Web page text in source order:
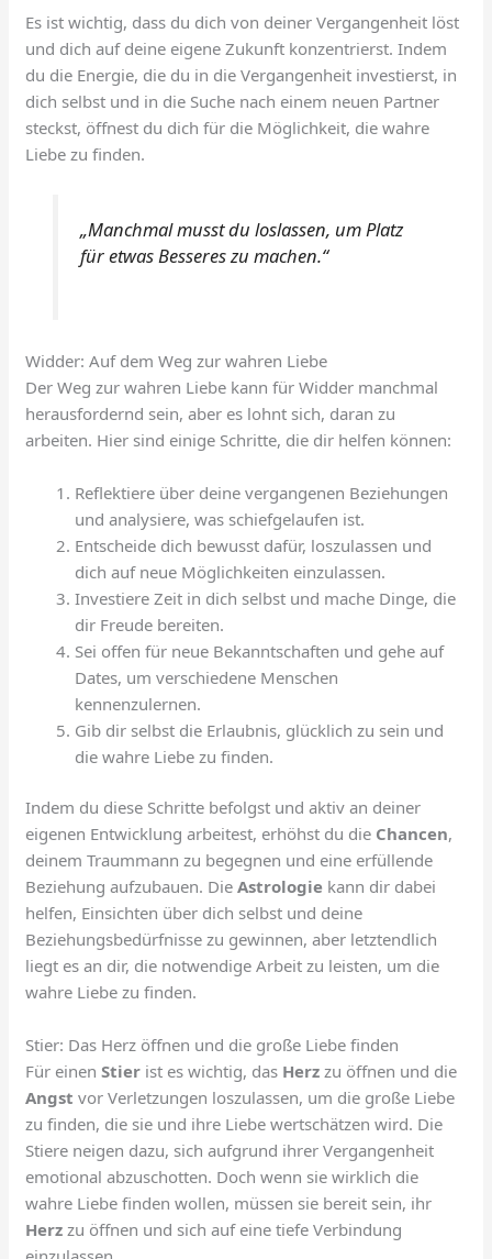
Es ist wichtig, dass du dich von deiner Vergangenheit löst
und dich auf deine eigene Zukunft konzentrierst. Indem
du die Energie, die du in die Vergangenheit investierst, in
dich selbst und in die Suche nach einem neuen Partner
steckst, öffnest du dich für die Möglichkeit, die wahre
Liebe zu finden.
„Manchmal musst du loslassen, um Platz
für etwas Besseres zu machen.“
Widder: Auf dem Weg zur wahren Liebe
Der Weg zur wahren Liebe kann für Widder manchmal
herausfordernd sein, aber es lohnt sich, daran zu
arbeiten. Hier sind einige Schritte, die dir helfen können:
Reflektiere über deine vergangenen Beziehungen
und analysiere, was schiefgelaufen ist.
Entscheide dich bewusst dafür, loszulassen und
dich auf neue Möglichkeiten einzulassen.
Investiere Zeit in dich selbst und mache Dinge, die
dir Freude bereiten.
Sei offen für neue Bekanntschaften und gehe auf
Dates, um verschiedene Menschen
kennenzulernen.
Gib dir selbst die Erlaubnis, glücklich zu sein und
die wahre Liebe zu finden.
Indem du diese Schritte befolgst und aktiv an deiner
eigenen Entwicklung arbeitest, erhöhst du die Chancen,
deinem Traummann zu begegnen und eine erfüllende
Beziehung aufzubauen. DieAstrologie kann dir dabei
helfen, Einsichten über dich selbst und deine
Beziehungsbedürfnisse zu gewinnen, aber letztendlich
liegt es an dir, die notwendige Arbeit zu leisten, um die
wahre Liebe zu finden.
Stier: Das Herz öffnen und die große Liebe finden
Für einenStier ist es wichtig, das Herz zu öffnen und die
Angst vor Verletzungen loszulassen, um die große Liebe
zu finden, die sie und ihre Liebe wertschätzen wird. Die
Stiere neigen dazu, sich aufgrund ihrer Vergangenheit
emotional abzuschotten. Doch wenn sie wirklich die
wahre Liebe finden wollen, müssen sie bereit sein, ihr
Herz zu öffnen und sich auf eine tiefe Verbindung